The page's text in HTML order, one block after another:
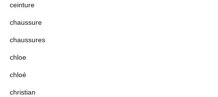
ceinture
chaussure
chaussures
chloe
chloé
christian